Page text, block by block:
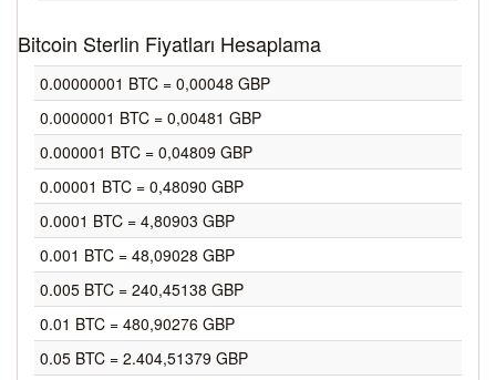
Bitcoin Sterlin Fiyatları Hesaplama
0.00000001 BTC = 0,00048 GBP
0.0000001 BTC = 0,00481 GBP
0.000001 BTC = 0,04809 GBP
0.00001 BTC = 0,48090 GBP
0.0001 BTC = 4,80903 GBP
0.001 BTC = 48,09028 GBP
0.005 BTC = 240,45138 GBP
0.01 BTC = 480,90276 GBP
0.05 BTC = 2.404,51379 GBP